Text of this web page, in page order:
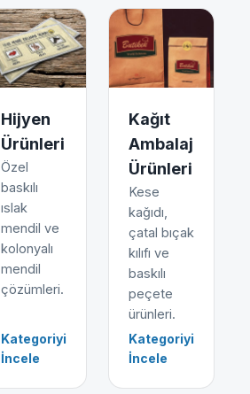
Hijyen
Ürünleri
Özel
baskılı
ıslak
mendil ve
kolonyalı
mendil
çözümleri.
Kategoriyi
İncele
Kağıt
Ambalaj
Ürünleri
Kese
kağıdı,
çatal bıçak
kılıfı ve
baskılı
peçete
ürünleri.
Kategoriyi
İncele